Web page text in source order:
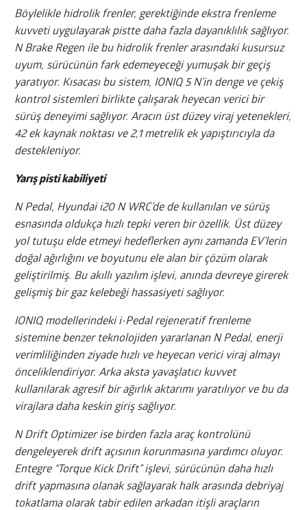
Böylelikle hidrolik frenler, gerektiğinde ekstra frenleme
kuvveti uygulayarak pistte daha fazla dayanıklılık sağlıyor.
N Brake Regen ile bu hidrolik frenler arasındaki kusursuz
uyum, sürücünün fark edemeyeceği yumuşak bir geçiş
yaratıyor. Kısacası bu sistem, IONIQ 5 N’in denge ve çekiş
kontrol sistemleri birlikte çalışarak heyecan verici bir
sürüş deneyimi sağlıyor. Aracın üst düzey viraj yetenekleri,
42 ek kaynak noktası ve 2,1 metrelik ek yapıştırıcıyla da
destekleniyor.
Yarış pisti kabiliyeti
N Pedal, Hyundai i20 N WRC’de de kullanılan ve sürüş
esnasında oldukça hızlı tepki veren bir özellik. Üst düzey
yol tutuşu elde etmeyi hedeflerken aynı zamanda EV’lerin
doğal ağırlığını ve boyutunu ele alan bir çözüm olarak
geliştirilmiş. Bu akıllı yazılım işlevi, anında devreye girerek
gelişmiş bir gaz kelebeği hassasiyeti sağlıyor.
IONIQ modellerindeki i-Pedal rejeneratif frenleme
sistemine benzer teknolojiden yararlanan N Pedal, enerji
verimliliğinden ziyade hızlı ve heyecan verici viraj almayı
önceliklendiriyor. Arka aksta yavaşlatıcı kuvvet
kullanılarak agresif bir ağırlık aktarımı yaratılıyor ve bu da
virajlara daha keskin giriş sağlıyor.
N Drift Optimizer ise birden fazla araç kontrolünü
dengeleyerek drift açısının korunmasına yardımcı oluyor.
Entegre “Torque Kick Drift” işlevi, sürücünün daha hızlı
drift yapmasına olanak sağlayarak halk arasında debriyaj
tokatlama olarak tabir edilen arkadan itişli araçların